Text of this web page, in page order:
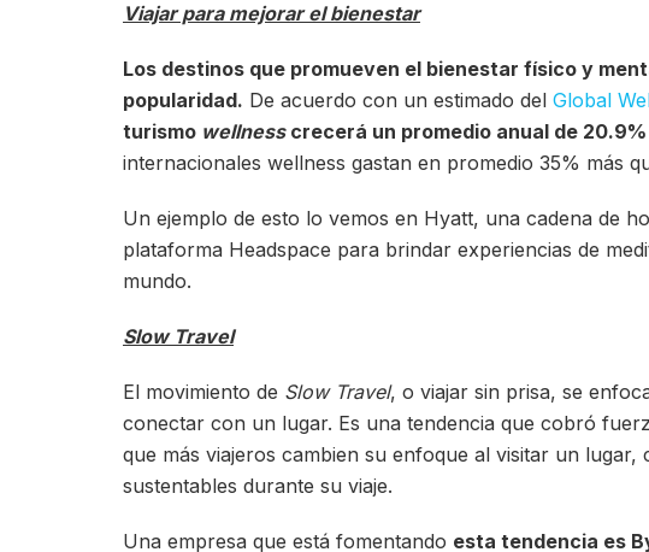
Viajar para mejorar el bienestar
Los destinos que promueven el bienestar físico y
popularidad. De acuerdo con un estimado del Global
turismo wellness crecerá un promedio anual de
internacionales wellness gastan en promedio 35% más
Un ejemplo de esto lo vemos en Hyatt, una cadena de
plataforma Headspace para brindar experiencias de
mundo.
Slow Travel
El movimiento de Slow Travel, o viajar sin prisa, se
conectar con un lugar. Es una tendencia que cobró
que más viajeros cambien su enfoque al visitar un lugar,
sustentables durante su viaje.
Una empresa que está fomentando esta tendencia es